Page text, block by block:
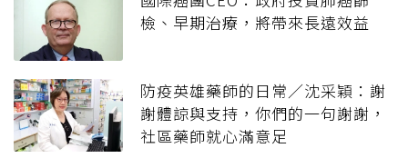
檢、早期治療，將帶來長遠效益
防疫英雄藥師的日常／沈采穎：謝
謝體諒與支持，你們的一句謝謝，
社區藥師就心滿意足